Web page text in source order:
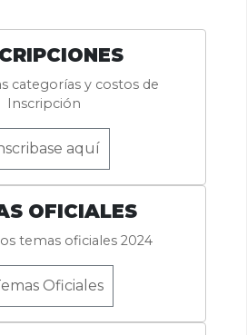
categorías y costos de
Inscripción
aquí
OFICIALES
temas oficiales 2024
Oficiales